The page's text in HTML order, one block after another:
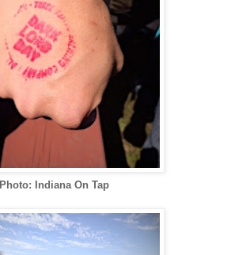
Photo: Indiana On Tap